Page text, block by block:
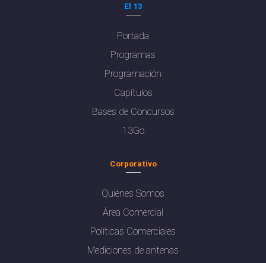
El 13
Portada
Programas
Programación
Capítulos
Bases de Concursos
13Go
Corporativo
Quiénes Somos
Área Comercial
Políticas Comerciales
Mediciones de antenas